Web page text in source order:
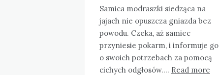
Samica modraszki siedząca na
jajach nie opuszcza gniazda bez
powodu. Czeka, aż samiec
przyniesie pokarm, i informuje go
o swoich potrzebach za pomocą
cichych odgłosów…. Read more